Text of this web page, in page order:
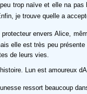
trop naïve et elle na
je trouve quelle a
envers Alice,
elle est très peu
de leurs vies.
Lun est amoureux
ressort beaucoup